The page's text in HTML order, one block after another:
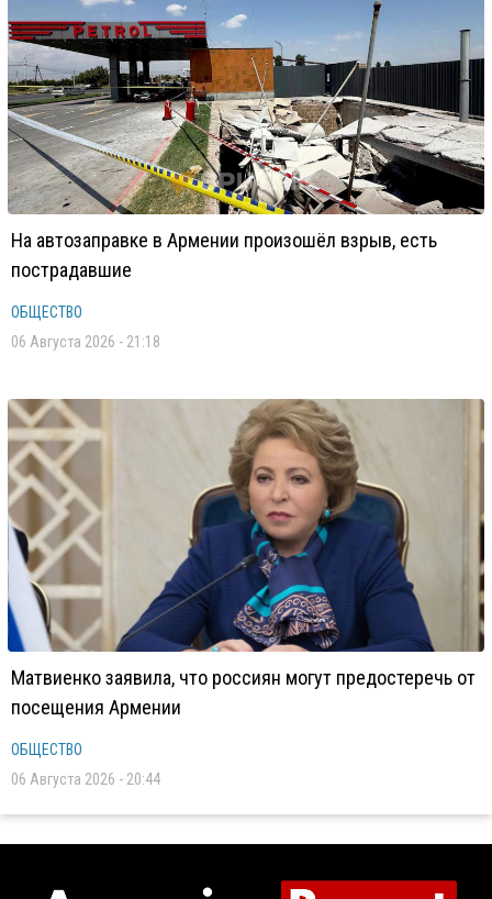
На автозаправке в Армении произошёл взрыв, есть
пострадавшие
ОБЩЕСТВО
06 Августа 2026 - 21:18
Матвиенко заявила, что россиян могут предостеречь от
посещения Армении
ОБЩЕСТВО
06 Августа 2026 - 20:44